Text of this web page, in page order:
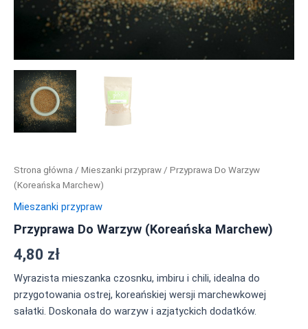
Strona główna / Mieszanki przypraw / Przyprawa Do Warzyw
(Koreańska Marchew)
Mieszanki przypraw
Przyprawa Do Warzyw (Koreańska Marchew)
4,80 zł
Wyrazista mieszanka czosnku, imbiru i chili, idealna do
przygotowania ostrej, koreańskiej wersji marchewkowej
sałatki. Doskonała do warzyw i azjatyckich dodatków.